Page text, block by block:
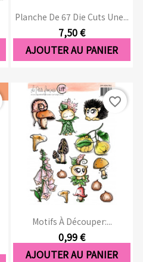
Planche De 67 Die Cuts Une...
7,50 €
AJOUTER AU PANIER
Motifs À Découper:...
0,99 €
AJOUTER AU PANIER
favorite_border